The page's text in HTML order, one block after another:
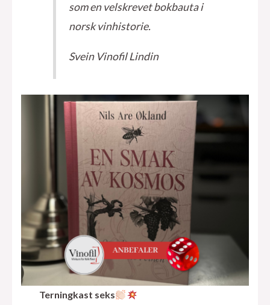
som en velskrevet bokbauta i
norsk vinhistorie.
Svein Vinofil Lindin
Terningkast seks